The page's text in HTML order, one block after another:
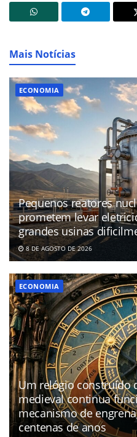
Mais Notícias
ECONOMIA
Pequenos reatores
prometem levar
grandes usinas
8 DE AGOSTO DE 2026
ECONOMIA
Um relógio construído
medieval continua
mecanismo de
centenas de anos